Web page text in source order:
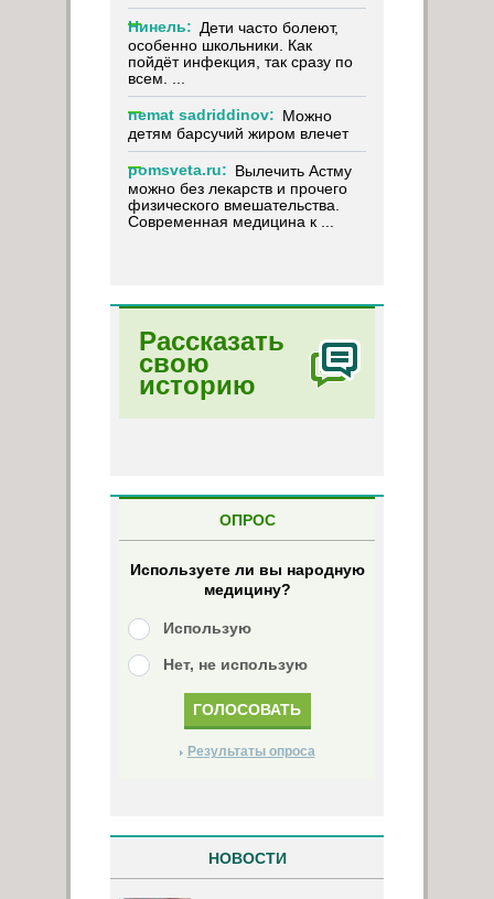
Нинель: Дети часто болеют,
особенно школьники. Как
пойдёт инфекция, так сразу по
всем. ...
nemat sadriddinov: Можно
детям барсучий жиром влечет
pomsveta.ru: Вылечить Астму
можно без лекарств и прочего
физического вмешательства.
Современная медицина к ...
Рассказать
свою
историю
ОПРОС
Используете ли вы народную
медицину?
Использую
Нет, не использую
Результаты опроса
НОВОСТИ